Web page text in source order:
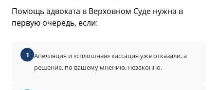
Помощь адвоката в Верховном Суде нужна в
первую очередь, если:
1
Апелляция и «сплошная» кассация уже отказали, а
решение, по вашему мнению, незаконно.